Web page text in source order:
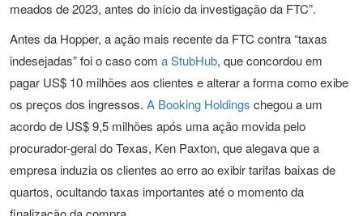
meados de 2023, antes do início da investigação da FTC”.
Antes da Hopper, a ação mais recente da FTC contra “taxas
indesejadas” foi o caso com a StubHub, que concordou em
pagar US$ 10 milhões aos clientes e alterar a forma como exibe
os preços dos ingressos. A Booking Holdings chegou a um
acordo de US$ 9,5 milhões após uma ação movida pelo
procurador-geral do Texas, Ken Paxton, que alegava que a
empresa induzia os clientes ao erro ao exibir tarifas baixas de
quartos, ocultando taxas importantes até o momento da